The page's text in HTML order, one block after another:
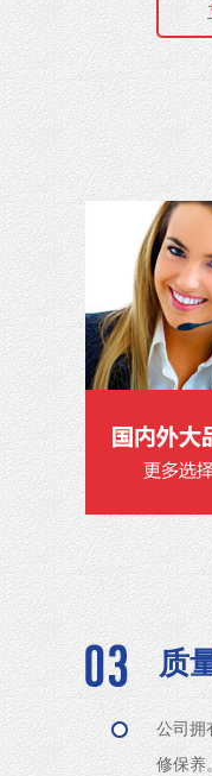
质量
公司拥
修保养。